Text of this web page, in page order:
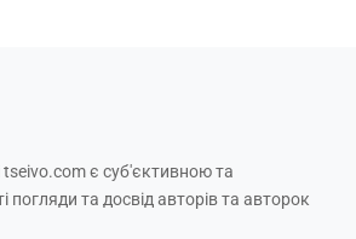
tseivo.com є суб'єктивною та
погляди та досвід авторів та авторок